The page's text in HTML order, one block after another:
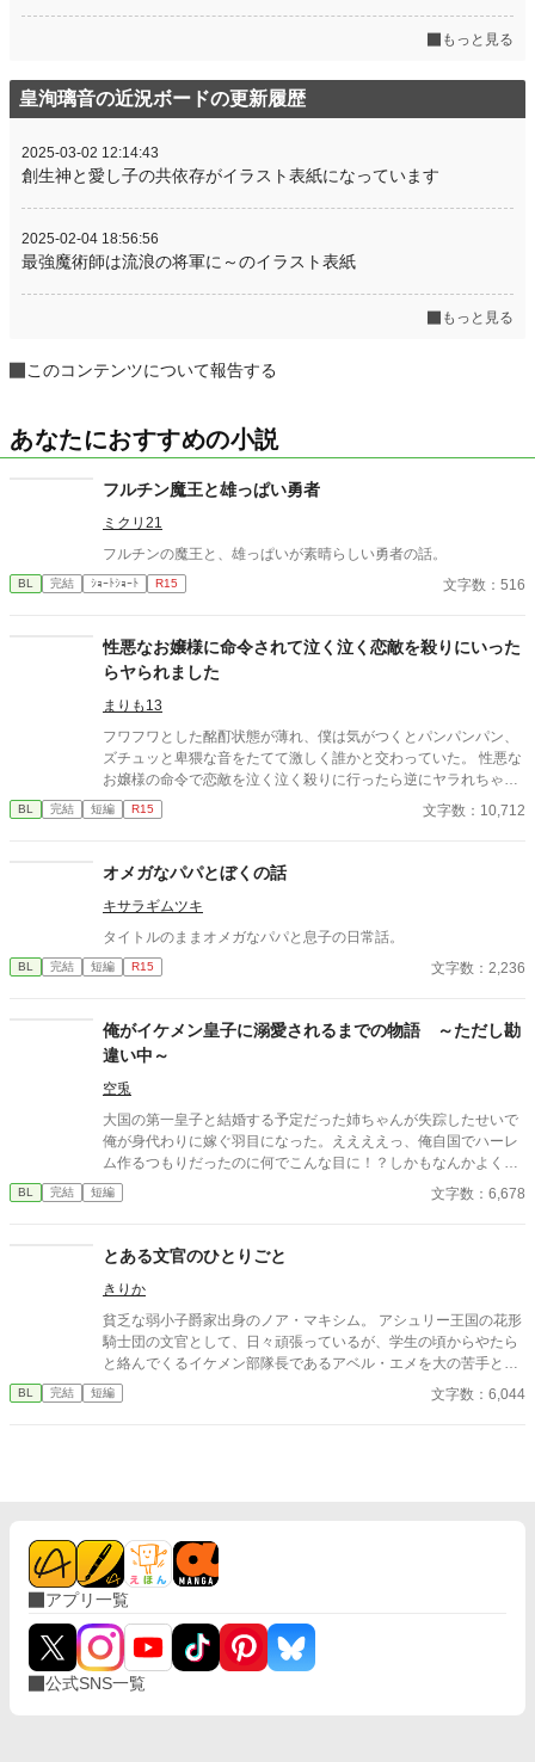
もっと見る
皇洵璃音の近況ボードの更新履歴
2025-03-02 12:14:43
創生神と愛し子の共依存がイラスト表紙になっています
2025-02-04 18:56:56
最強魔術師は流浪の将軍に～のイラスト表紙
もっと見る
このコンテンツについて報告する
あなたにおすすめの小説
フルチン魔王と雄っぱい勇者
ミクリ21
フルチンの魔王と、雄っぱいが素晴らしい勇者の話。
BL 完結 ｼｮｰﾄｼｮｰﾄ R15 文字数：516
性悪なお嬢様に命令されて泣く泣く恋敵を殺りにいった
らヤられました
まりも13
フワフワとした酩酊状態が薄れ、僕は気がつくとパンパンパン、
ズチュッと卑猥な音をたてて激しく誰かと交わっていた。 性悪な
お嬢様の命令で恋敵を泣く泣く殺りに行ったら逆にヤラれちゃっ
た、ちょっとアホな子の話です。 （ムーンライトノベルにも掲載
しています）
BL 完結 短編 R15 文字数：10,712
オメガなパパとぼくの話
キサラギムツキ
タイトルのままオメガなパパと息子の日常話。
BL 完結 短編 R15 文字数：2,236
俺がイケメン皇子に溺愛されるまでの物語 ～ただし勘
違い中～
空兎
大国の第一皇子と結婚する予定だった姉ちゃんが失踪したせいで
俺が身代わりに嫁ぐ羽目になった。ええええっ、俺自国でハーレ
ム作るつもりだったのに何でこんな目に！？しかもなんかよくわ
からんが皇子にめっちゃ嫌われているんですけど！？このままだ
と自国の存続が危なそうなので仕方なしにチートスキル使いなが
るんだけどその度に皇子が不機嫌になります。なにこれめんど
い。
BL 完結 短編 文字数：6,678
とある文官のひとりごと
きりか
貧乏な弱小子爵家出身のノア・マキシム。 アシュリー王国の花形
騎士団の文官として、日々頑張っているが、学生の頃からやたら
と絡んでくるイケメン部隊長であるアベル・エメを大の苦手とい
うか、天敵認定をしていた。しかし、ある日、父の借金が判明し
て…。 基本コメディで、少しだけシリアス？ エチシーンところ
BL 完結 短編 文字数：6,044
アプリ一覧
公式SNS一覧